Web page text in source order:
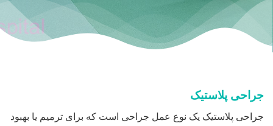
جراحی پلاستیک
جراحی پلاستیک یک نوع عمل جراحی است که برای ترمیم یا بهبود